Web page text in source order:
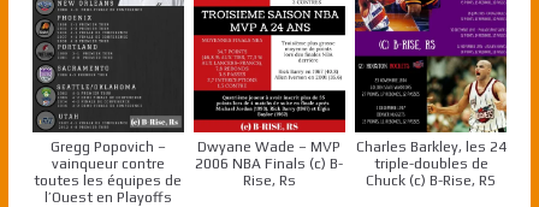
Gregg Popovich –
vainqueur contre
toutes les équipes de
l’Ouest en Playoffs
Dwyane Wade – MVP
2006 NBA Finals (c) B-
Rise, Rs
Charles Barkley, les 24
triple-doubles de
Chuck (c) B-Rise, RS